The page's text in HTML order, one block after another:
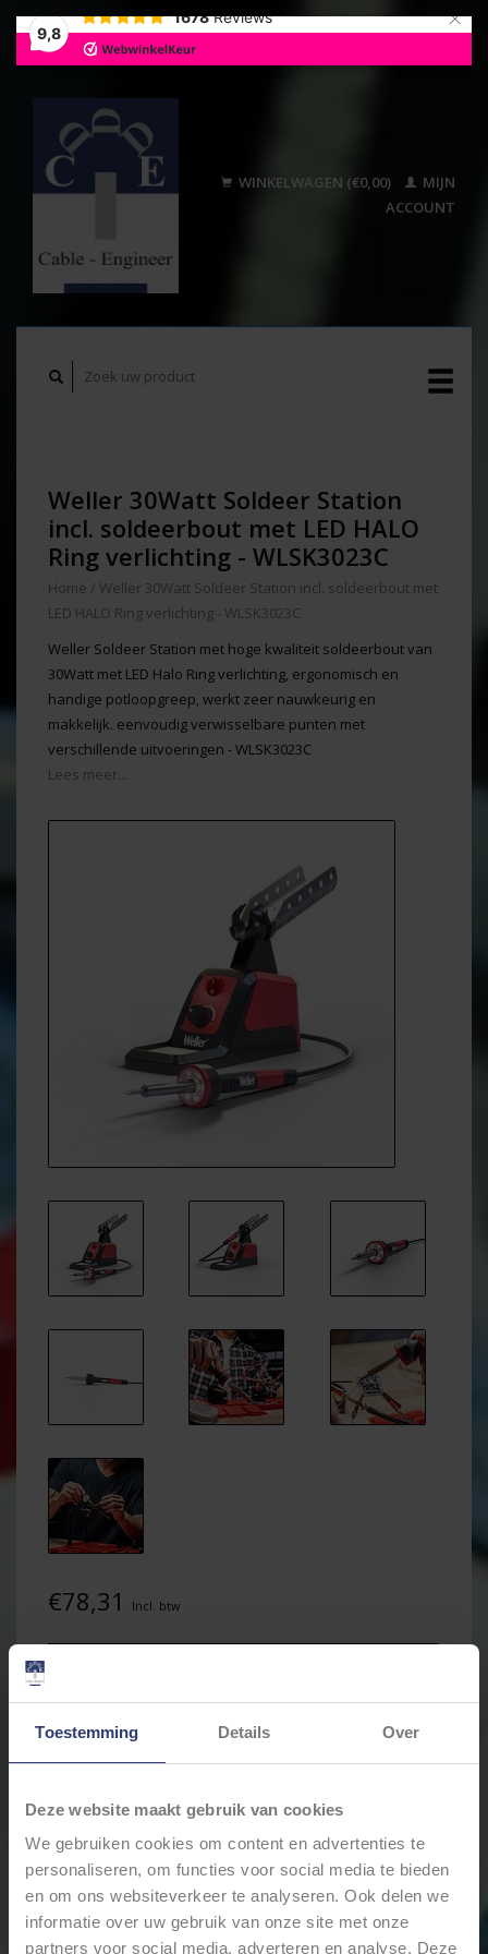
Toestemming Details Over
Deze website maakt gebruik van cookies
We gebruiken cookies om content en advertenties te
personaliseren, om functies voor social media te bieden
en om ons websiteverkeer te analyseren. Ook delen we
informatie over uw gebruik van onze site met onze
partners voor social media, adverteren en analyse. Deze
9,8
1678 Reviews ×
WINKELWAGEN (€0,00)
MIJN
ACCOUNT
Weller 30Watt Soldeer Station
incl. soldeerbout met LED HALO
Ring verlichting - WLSK3023C
Home / Weller 30Watt Soldeer Station incl. soldeerbout met
LED HALO Ring verlichting - WLSK3023C
Weller Soldeer Station met hoge kwaliteit soldeerbout van
30Watt met LED Halo Ring verlichting, ergonomisch en
handige potloopgreep, werkt zeer nauwkeurig en
makkelijk. eenvoudig verwisselbare punten met
verschillende uitvoeringen - WLSK3023C
Lees meer...
€78,31 Incl. btw
dezelfde dag verstuurd.
Merk: WELLER
+
Toevoegen aan winkelwagen
Email ons over dit product
Aan verlanglijst toevoegen
Toevoegen om te vergelijken
Afdrukken